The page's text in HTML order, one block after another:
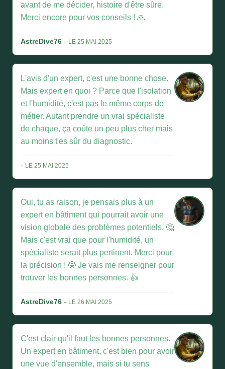
avant de me décider, histoire d'être sûre.
Merci encore pour vos conseils ! 🙏
AstreDive76 - LE 25 MAI 2025
L'avis d'un expert, c'est une bonne chose.
Mais expert en quoi ? Parce que l'isolation
et l'humidité, c'est pas le même corps de
métier. Autant prendre un vrai spécialiste
de chaque, ça coûte un peu plus cher mais
au moins t'es sûr du diagnostic.
- LE 25 MAI 2025
Oui, tu as raison, je pensais plus à un
expert en bâtiment qui pourrait avoir une
vision globale des problèmes potentiels. 🤔
Mais c'est vrai que pour l'humidité, un
spécialiste serait plus pertinent. Merci pour
la précision ! 🤓 Je vais me renseigner pour
trouver les bonnes personnes. 👍
AstreDive76 - LE 26 MAI 2025
C'est clair qu'il faut les bonnes personnes.
Un expert en bâtiment, c'est bien pour avoir
une vue d'ensemble, mais si tu sens